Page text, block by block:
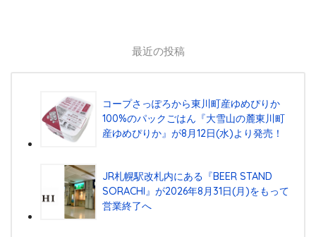
最近の投稿
コープさっぽろから東川町産ゆめぴりか
100%のパックごはん『⼤雪⼭の麓東川町
産ゆめぴりか』が8⽉12⽇(⽔)より発売！
JR札幌駅改札内にある『BEER STAND
SORACHI』が2026年8月31日(月)をもって
営業終了へ